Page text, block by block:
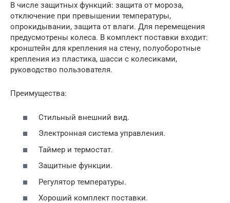
В числе защитных функций: защита от мороза,
отключение при превышении температуры,
опрокидывании, защита от влаги. Для перемещения
предусмотрены колеса. В комплект поставки входит:
кронштейн для крепления на стену, полуоборотные
крепления из пластика, шасси с колесиками,
руководство пользователя.
Преимущества:
Стильный внешний вид.
Электронная система управления.
Таймер и термостат.
Защитные функции.
Регулятор температуры.
Хороший комплект поставки.